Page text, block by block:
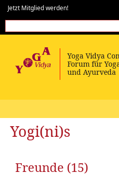
Jetzt Mitglied werden!
Yogi(ni)s
Freunde (15)